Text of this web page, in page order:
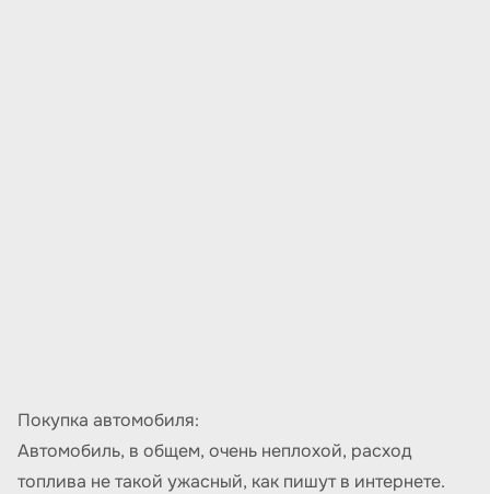
Покупка автомобиля:
Автомобиль, в общем, очень неплохой, расход
топлива не такой ужасный, как пишут в интернете.